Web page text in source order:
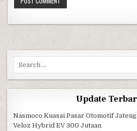
Update
Nasmoco Kuasai Pasar Otomotif
Veloz Hybrid EV 300 Jutaan